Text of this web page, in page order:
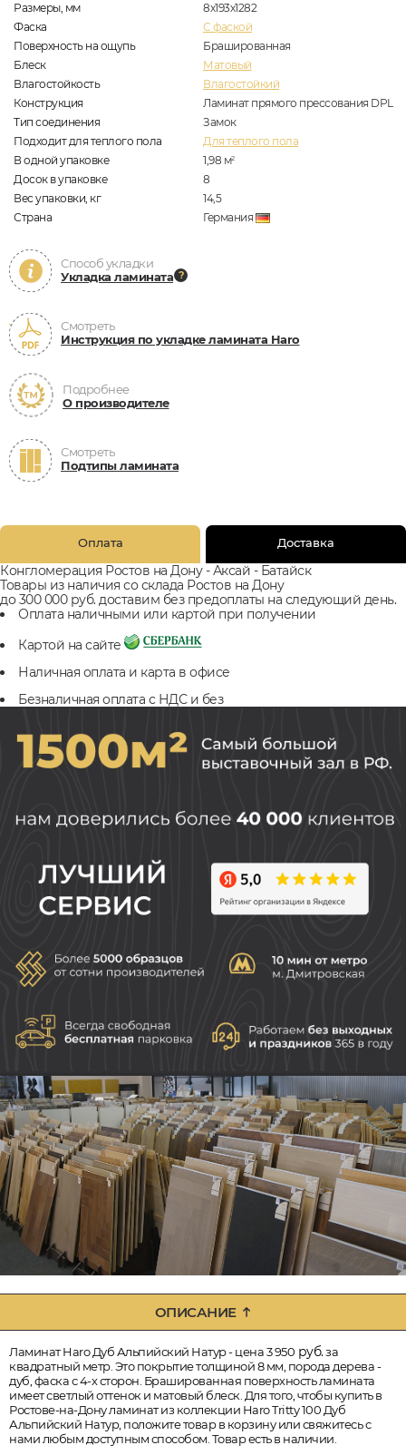
Размеры, мм
8х193х1282
Фаска
C фаской
Поверхность на ощупь
Брашированная
Блеск
Матовый
Влагостойкость
Влагостойкий
Конструкция
Ламинат прямого прессования DPL
Тип соединения
Замок
Подходит для теплого пола
Для теплого пола
В одной упаковке
1,98 м2
Досок в упаковке
8
Вес упаковки, кг
14,5
Страна
Германия
Способ укладки
Укладка ламината
Смотреть
Инструкция по укладке ламината Haro
Подробнее
О производителе
Смотреть
Подтипы ламината
Оплата Доставка
Конгломерация Ростов на Дону - Аксай - Батайск
Товары из наличия со склада Ростов на Дону
до 300 000 руб. доставим без предоплаты на следующий день.
Оплата наличными или картой при получении
Картой на сайте
Наличная оплата и карта в офисе
Безналичная оплата с НДС и без
ОПИСАНИЕ
Ламинат Haro Дуб Альпийский Натур - цена 3 950 руб.за
квадратный метр. Это покрытие толщиной 8 мм, порода дерева -
дуб, фаска с 4-х сторон. Брашированная поверхность ламината
имеет светлый оттенок и матовый блеск. Для того, чтобы купить в
Ростове-на-Дону ламинат из коллекции Haro Tritty 100 Дуб
Альпийский Натур, положите товар в корзину или свяжитесь с
нами любым доступным способом. Товар есть в наличии.